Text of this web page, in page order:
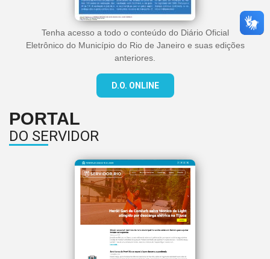
Tenha acesso a todo o conteúdo do Diário Oficial
Eletrônico do Município do Rio de Janeiro e suas edições
anteriores.
D.O. ONLINE
PORTAL
DO SERVIDOR